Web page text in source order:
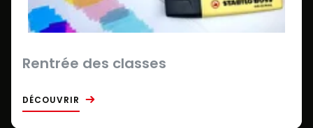
Rentrée des classes
DÉCOUVRIR